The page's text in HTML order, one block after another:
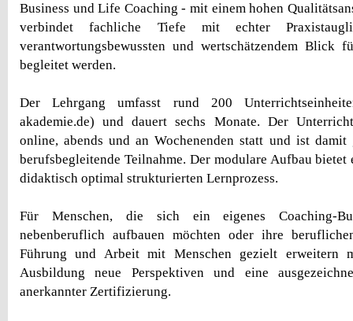
Business und Life Coaching - mit einem hohen
verbindet fachliche Tiefe mit echter
verantwortungsbewussten und wertschätzendem Blick
begleitet werden.
Der Lehrgang umfasst rund 200
akademie.de) und dauert sechs Monate. Der
online, abends und an Wochenenden statt und ist
berufsbegleitende Teilnahme. Der modulare Aufbau bietet
didaktisch optimal strukturierten Lernprozess.
Für Menschen, die sich ein eigenes Coaching-
nebenberuflich aufbauen möchten oder ihre
Führung und Arbeit mit Menschen gezielt erweitern
Ausbildung neue Perspektiven und eine
anerkannter Zertifizierung.